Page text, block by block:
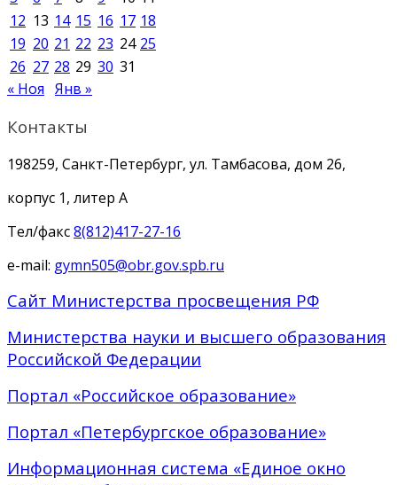
12 13 14 15 16 17 18
19 20 21 22 23 24 25
26 27 28 29 30 31
« Ноя Янв »
Контакты
198259, Санкт-Петербург, ул. Тамбасова, дом 26,
корпус 1, литер А
Тел/факс8(812)417-27-16
e-mail: gymn505@obr.gov.spb.ru
Сайт Министерства просвещения РФ
Министерства науки и высшего образования
Российской Федерации
Портал «Российское образование»
Портал «Петербургское образование»
Информационная система «Единое окно